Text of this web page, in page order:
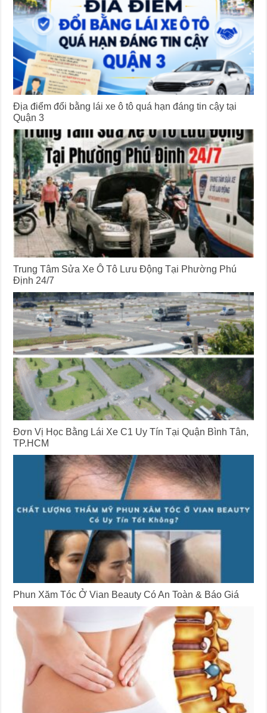
Địa điểm đổi bằng lái xe ô tô quá hạn đáng tin cậy tại
Quận 3
Trung Tâm Sửa Xe Ô Tô Lưu Động Tại Phường Phú
Định 24/7
Đơn Vị Học Bằng Lái Xe C1 Uy Tín Tại Quận Bình Tân,
TP.HCM
Phun Xăm Tóc Ở Vian Beauty Có An Toàn & Báo Giá